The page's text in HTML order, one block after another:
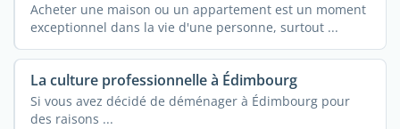
Acheter une maison ou un appartement est un moment
exceptionnel dans la vie d'une personne, surtout ...
La culture professionnelle à Édimbourg
Si vous avez décidé de déménager à Édimbourg pour
des raisons ...